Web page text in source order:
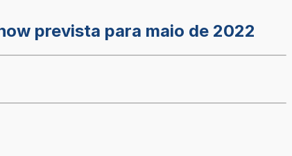
prevista para maio de 2022